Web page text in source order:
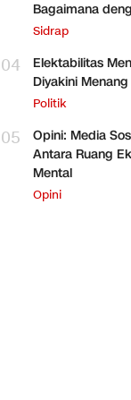
Bagaimana
Sidrap
04
Elektabilitas
Diyakini
Politik
05
Opini: Media
Antara Ruang
Mental
Opini